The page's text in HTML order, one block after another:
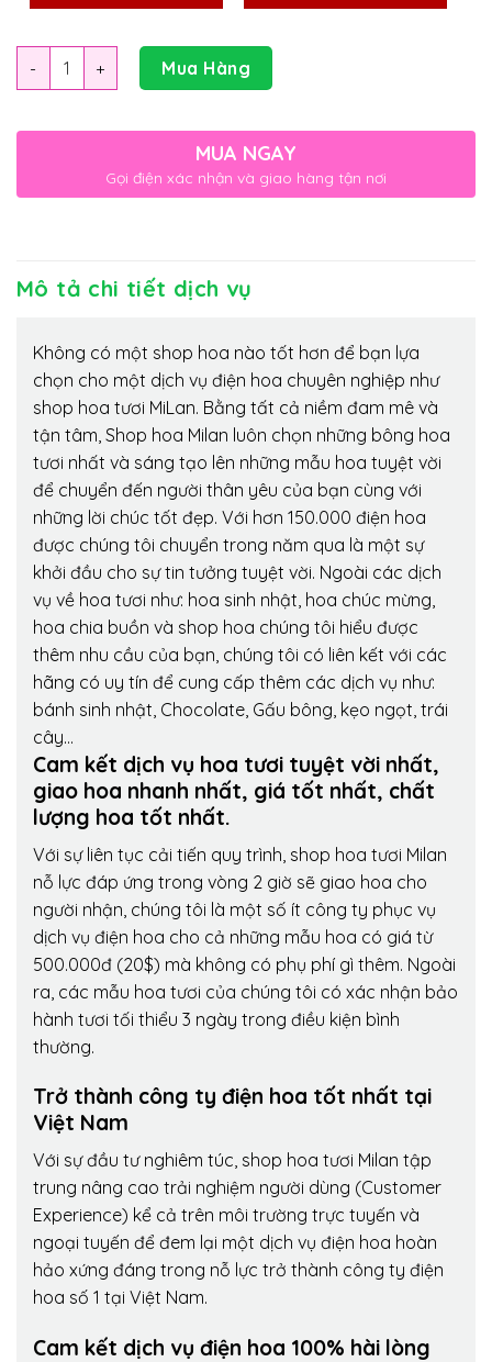
Số lượng Mua Hàng
MUA NGAY
Gọi điện xác nhận và giao hàng tận nơi
Mô tả chi tiết dịch vụ
Không có một shop hoa nào tốt hơn để bạn lựa
chọn cho một dịch vụ điện hoa chuyên nghiệp như
shop hoa tươi MiLan. Bằng tất cả niềm đam mê và
tận tâm, Shop hoa Milan luôn chọn những bông hoa
tươi nhất và sáng tạo lên những mẫu hoa tuyệt vời
để chuyển đến người thân yêu của bạn cùng với
những lời chúc tốt đẹp. Với hơn 150.000 điện hoa
được chúng tôi chuyển trong năm qua là một sự
khởi đầu cho sự tin tưởng tuyệt vời. Ngoài các dịch
vụ về hoa tươi như: hoa sinh nhật, hoa chúc mừng,
hoa chia buồn và shop hoa chúng tôi hiểu được
thêm nhu cầu của bạn, chúng tôi có liên kết với các
hãng có uy tín để cung cấp thêm các dịch vụ như:
bánh sinh nhật, Chocolate, Gấu bông, kẹo ngọt, trái
cây…
Cam kết dịch vụ hoa tươi tuyệt vời nhất,
giao hoa nhanh nhất, giá tốt nhất, chất
lượng hoa tốt nhất.
Với sự liên tục cải tiến quy trình, shop hoa tươi Milan
nỗ lực đáp ứng trong vòng 2 giờ sẽ giao hoa cho
người nhận, chúng tôi là một số ít công ty phục vụ
dịch vụ điện hoa cho cả những mẫu hoa có giá từ
500.000đ (20$) mà không có phụ phí gì thêm. Ngoài
ra, các mẫu hoa tươi của chúng tôi có xác nhận bảo
hành tươi tối thiểu 3 ngày trong điều kiện bình
thường.
Trở thành công ty điện hoa tốt nhất tại
Việt Nam
Với sự đầu tư nghiêm túc, shop hoa tươi Milan tập
trung nâng cao trải nghiệm người dùng (Customer
Experience) kể cả trên môi trường trực tuyến và
ngoại tuyến để đem lại một dịch vụ điện hoa hoàn
hảo xứng đáng trong nỗ lực trở thành công ty điện
hoa số 1 tại Việt Nam.
Cam kết dịch vụ điện hoa 100% hài lòng